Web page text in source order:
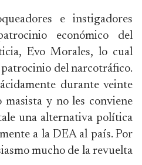
e instigadores
económico del
Evo Morales, lo cual
del narcotráfico.
durante veinte
masista y no les conviene
una alternativa política
a la DEA al país. Por
mucho de la revuelta